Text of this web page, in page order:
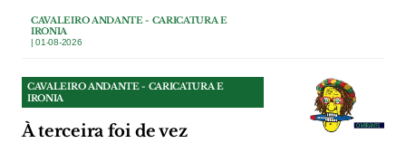
CAVALEIRO ANDANTE - CARICATURA E
IRONIA
| 01-08-2026
CAVALEIRO ANDANTE - CARICATURA E
IRONIA
À terceira foi de vez